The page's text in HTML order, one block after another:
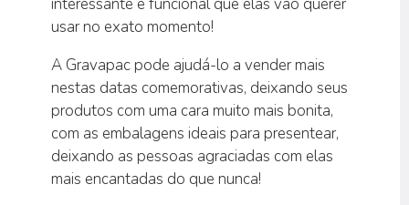
usar no exato momento!
A Gravapac pode ajudá-lo a vender mais
nestas datas comemorativas, deixando seus
produtos com uma cara muito mais bonita,
com as embalagens ideais para presentear,
deixando as pessoas agraciadas com elas
mais encantadas do que nunca!